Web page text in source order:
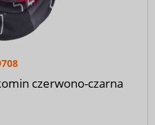
czerwono-czarna